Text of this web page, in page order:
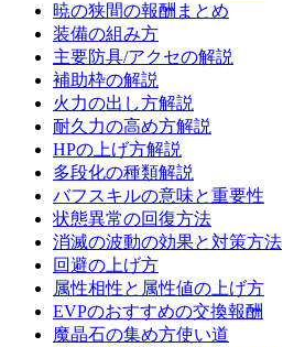
暁の狭間の報酬まとめ
装備の組み方
主要防具/アクセの解説
補助枠の解説
火力の出し方解説
耐久力の高め方解説
HPの上げ方解説
多段化の種類解説
バフスキルの意味と重要性
状態異常の回復方法
消滅の波動の効果と対策方法
回避の上げ方
属性相性と属性値の上げ方
EVPのおすすめの交換報酬
魔晶石の集め方使い道